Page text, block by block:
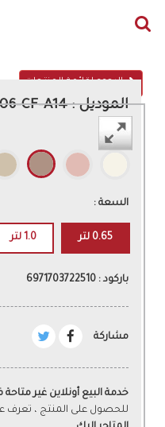
الرجوع لقائمة المنتجات
الموديل : RS-1919-06-CF-A14
اللون :
السعة :
0.65 لتر 1.0 لتر
باركود : 6971703722510
مشاركة
خدمة البيع أونلاين غير متاحة
للحصول على المنتج ، تعرف